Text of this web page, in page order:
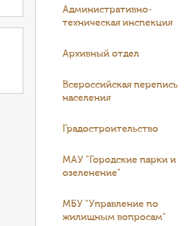
Административно-
техническая инспекция
Архивный отдел
Всероссийская перепись
населения
Градостроительство
МАУ "Городские парки и
озеленение"
МБУ "Управление по
жилищным вопросам"